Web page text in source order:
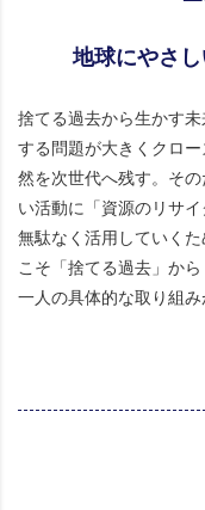
地球にやさ
捨てる過去から生かす
する問題が大きくクロ
然を次世代へ残す。そ
い活動に「資源のリサ
無駄なく活用していく
こそ「捨てる過去」か
一人の具体的な取り組み